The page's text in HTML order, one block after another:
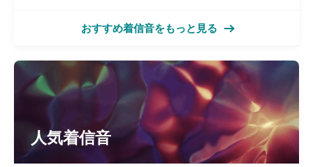
おすすめ着信音をもっと見る
人気着信音